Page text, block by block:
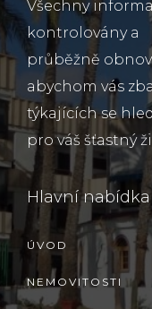
Všechny
kontrolovány a
průběžně
abychom vás
týkajících se
pro váš šťastný
Hlavní nabídka
ÚVOD
NEMOVITOSTI